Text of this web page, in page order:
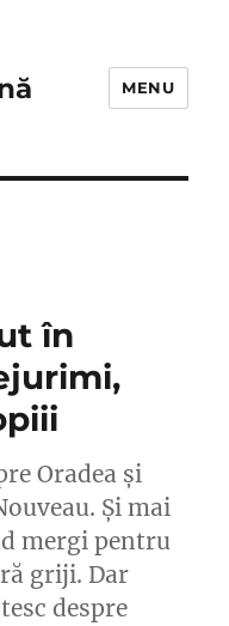
MENU
în
Oradea și
Și mai
mergi pentru
griji. Dar
despre